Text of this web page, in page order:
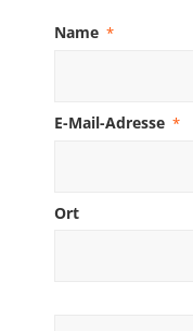
Name *
E-Mail-Adresse *
Ort